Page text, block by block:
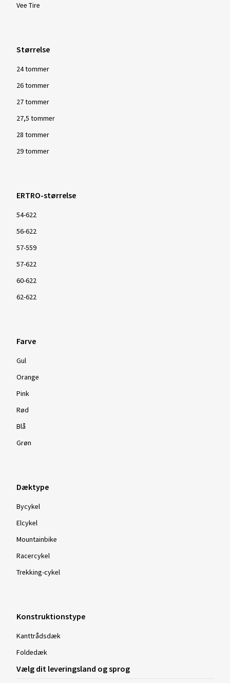
Vee Tire
Størrelse
24 tommer
26 tommer
27 tommer
27,5 tommer
28 tommer
29 tommer
ERTRO-størrelse
54-622
56-622
57-559
57-622
60-622
62-622
Farve
Gul
Orange
Pink
Rød
Blå
Grøn
Dæktype
Bycykel
Elcykel
Mountainbike
Racercykel
Trekking-cykel
Konstruktionstype
Kanttrådsdæk
Foldedæk
Vælg dit leveringsland og sprog